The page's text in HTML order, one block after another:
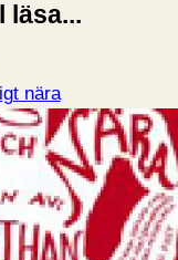
läsa...
nära